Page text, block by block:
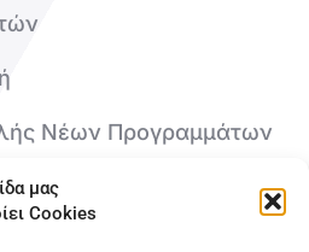
μας
Cookies
Νέων Προγραμμάτων